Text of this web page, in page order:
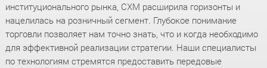
институционального рынка, CXM расширила горизонты и
нацелилась на розничный сегмент. Глубокое понимание
торговли позволяет нам точно знать, что и когда необходимо
для эффективной реализации стратегии. Наши специалисты
по технологиям стремятся предоставить передовые